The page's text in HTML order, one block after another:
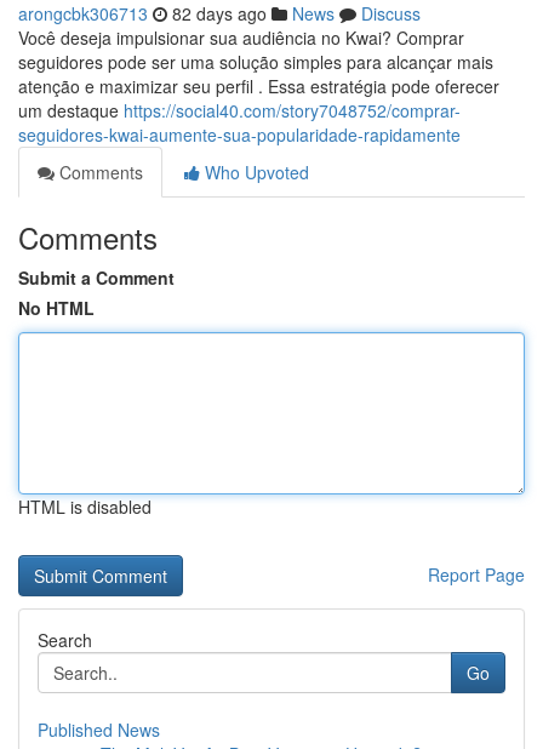
arongcbk306713 82 days ago News
Discuss
Você deseja impulsionar sua audiência no Kwai? Comprar
seguidores pode ser uma solução simples para alcançar mais
atenção e maximizar seu perfil . Essa estratégia pode oferecer
um destaque https://social40.com/story7048752/comprar-
seguidores-kwai-aumente-sua-popularidade-rapidamente
Comments
Who Upvoted
Comments
Submit a Comment
No HTML
HTML is disabled
Report Page
Search
Go
Published News